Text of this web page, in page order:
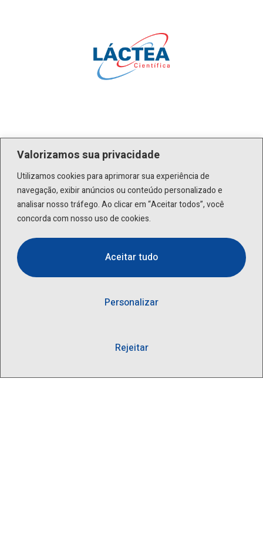
Valorizamos sua privacidade
Utilizamos cookies para aprimorar sua experiência de
navegação, exibir anúncios ou conteúdo personalizado e
analisar nosso tráfego. Ao clicar em “Aceitar todos”, você
concorda com nosso uso de cookies.
Personalizar
Rejeitar
Aceitar tudo
Páginas
Produtos
A empresa
Serviços
Fale Conosco